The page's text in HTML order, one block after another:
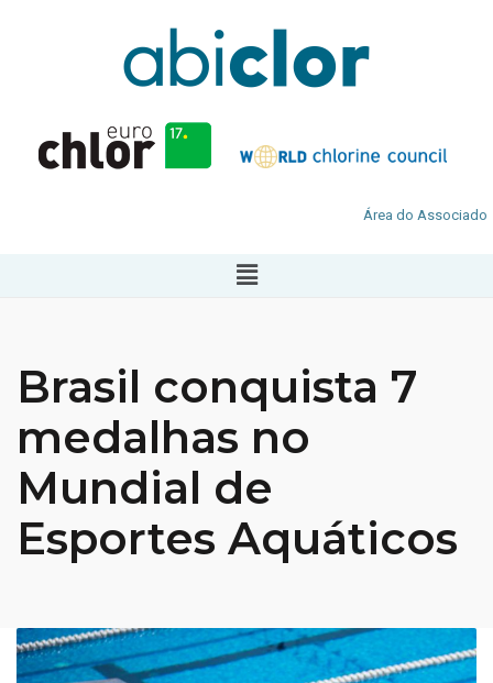
Área do Associado
Brasil conquista 7
medalhas no
Mundial de
Esportes Aquáticos